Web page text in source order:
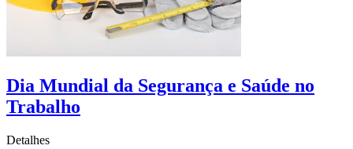
Dia Mundial da Segurança e Saúde no
Trabalho
Detalhes